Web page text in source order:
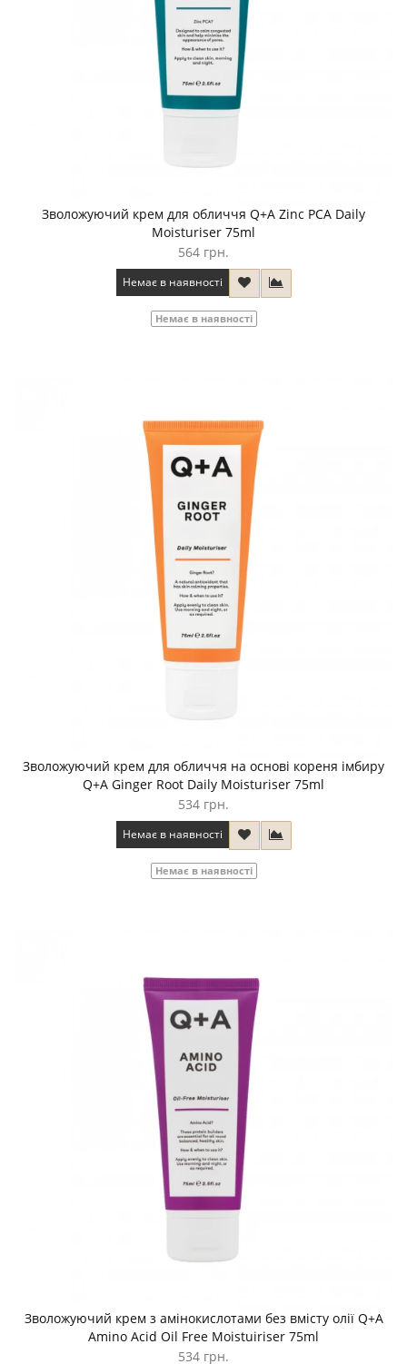
Зволожуючий крем для обличчя Q+A Zinc PCA Daily
Moisturiser 75ml
564 грн.
Немає в наявності
Немає в наявності
Зволожуючий крем для обличчя на основі кореня імбиру
Q+A Ginger Root Daily Moisturiser 75ml
534 грн.
Немає в наявності
Немає в наявності
Зволожуючий крем з амінокислотами без вмісту олії Q+A
Amino Acid Oil Free Moistuiriser 75ml
534 грн.